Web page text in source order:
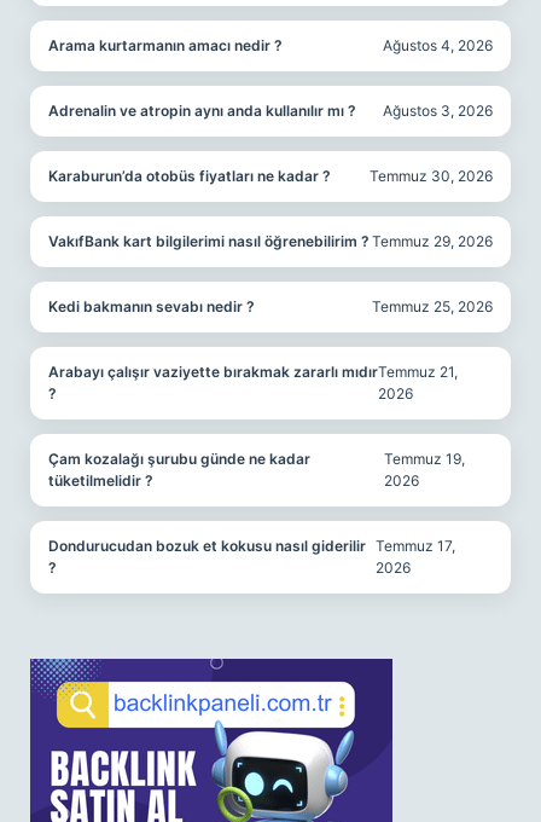
Arama kurtarmanın amacı nedir ? Ağustos 4, 2026
Adrenalin ve atropin aynı anda kullanılır mı ? Ağustos 3, 2026
Karaburun’da otobüs fiyatları ne kadar ? Temmuz 30, 2026
VakıfBank kart bilgilerimi nasıl öğrenebilirim ? Temmuz 29, 2026
Kedi bakmanın sevabı nedir ? Temmuz 25, 2026
Arabayı çalışır vaziyette bırakmak zararlı mıdır
?
Temmuz 21,
2026
Çam kozalağı şurubu günde ne kadar
tüketilmelidir ?
Temmuz 19,
2026
Dondurucudan bozuk et kokusu nasıl giderilir
?
Temmuz 17,
2026